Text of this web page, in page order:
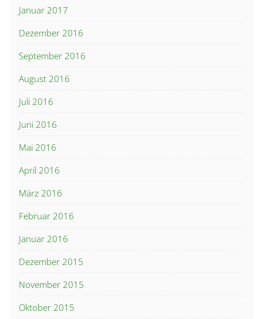
Januar 2017
Dezember 2016
September 2016
August 2016
Juli 2016
Juni 2016
Mai 2016
April 2016
März 2016
Februar 2016
Januar 2016
Dezember 2015
November 2015
Oktober 2015